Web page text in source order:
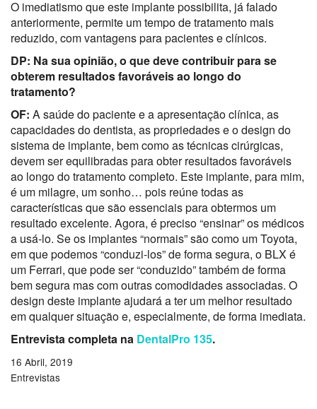
O imediatismo que este implante possibilita, já falado
anteriormente, permite um tempo de tratamento mais
reduzido, com vantagens para pacientes e clínicos.
DP: Na sua opinião, o que deve contribuir para se
obterem resultados favoráveis ao longo do
tratamento?
OF: A saúde do paciente e a apresentação clínica, as
capacidades do dentista, as propriedades e o design do
sistema de implante, bem como as técnicas cirúrgicas,
devem ser equilibradas para obter resultados favoráveis
ao longo do tratamento completo. Este implante, para mim,
é um milagre, um sonho… pois reúne todas as
características que são essenciais para obtermos um
resultado excelente. Agora, é preciso “ensinar” os médicos
a usá-lo. Se os implantes “normais” são como um Toyota,
em que podemos “conduzi-los” de forma segura, o BLX é
um Ferrari, que pode ser “conduzido” também de forma
bem segura mas com outras comodidades associadas. O
design deste implante ajudará a ter um melhor resultado
em qualquer situação e, especialmente, de forma imediata.
Entrevista completa na DentalPro 135.
16 Abril, 2019
Entrevistas